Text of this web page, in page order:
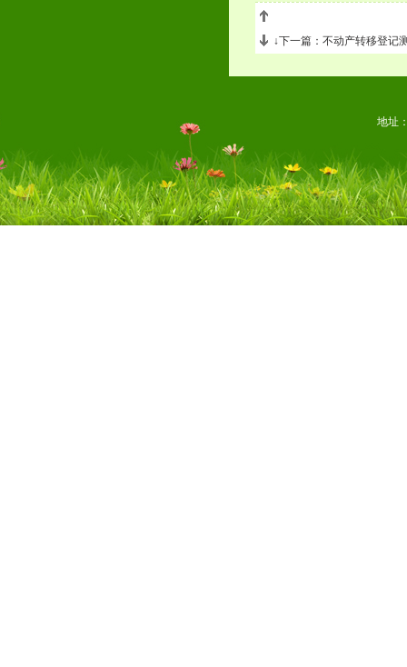
↓下一篇：不动产转移登记
地址